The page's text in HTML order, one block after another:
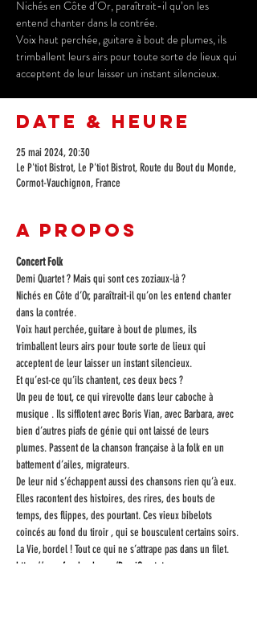
Nichés en Côte d’Or, paraîtrait-il qu’on les
entend chanter dans la contrée.
Voix haut perchée, guitare à bout de plumes, ils
trimballent leurs airs pour toute sorte de lieux qui
acceptent de leur laisser un instant silencieux.
Date & Heure
25 mai 2024, 20:30
Le P'tiot Bistrot, Le P'tiot Bistrot, Route du Bout du Monde,
Cormot-Vauchignon, France
A propos
Concert Folk
Demi Quartet ? Mais qui sont ces zoziaux-là ?
Nichés en Côte d’Or, paraîtrait-il qu’on les entend chanter
dans la contrée.
Voix haut perchée, guitare à bout de plumes, ils
trimballent leurs airs pour toute sorte de lieux qui
acceptent de leur laisser un instant silencieux.
Et qu’est-ce qu’ils chantent, ces deux becs ?
Un peu de tout, ce qui virevolte dans leur caboche à
musique . Ils sifflotent avec Boris Vian, avec Barbara, avec
bien d’autres piafs de génie qui ont laissé de leurs
plumes. Passent de la chanson française à la folk en un
battement d’ailes, migrateurs.
De leur nid s’échappent aussi des chansons rien qu’à eux.
Elles racontent des histoires, des rires, des bouts de
temps, des flippes, des pourtant. Ces vieux bibelots
coincés au fond du tiroir , qui se bousculent certains soirs.
La Vie, bordel ! Tout ce qui ne s’attrape pas dans un filet.
https://www.facebook.com/DemiQuartet